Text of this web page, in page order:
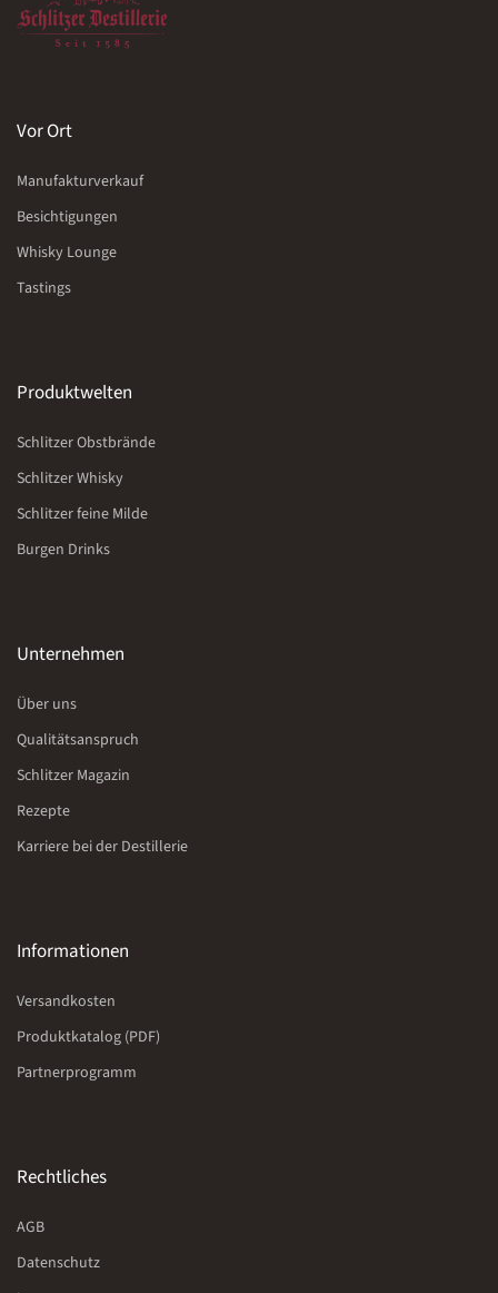
Vor Ort
Manufakturverkauf
Besichtigungen
Whisky Lounge
Tastings
Produktwelten
Schlitzer Obstbrände
Schlitzer Whisky
Schlitzer feine Milde
Burgen Drinks
Unternehmen
Über uns
Qualitätsanspruch
Schlitzer Magazin
Rezepte
Karriere bei der Destillerie
Informationen
Versandkosten
Produktkatalog (PDF)
Partnerprogramm
Rechtliches
AGB
Datenschutz